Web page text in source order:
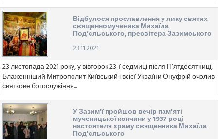
Відбулося прославлення у лику святих
священномученика Михаїла
Под’єльського, пресвітера Зазимського
23.11.2021
23 листопада 2021 року, у вівторок 23-ї седмиці після П’ятдесятниці,
Блаженніший Митрополит Київський і всієї України Онуфрій очолив
святкове богослужіння...
У Зазим'ї пройшов вечір пам'яті
мученицької кончини у 1937 році
настоятеля храму священника Михаїла
Под'єльського